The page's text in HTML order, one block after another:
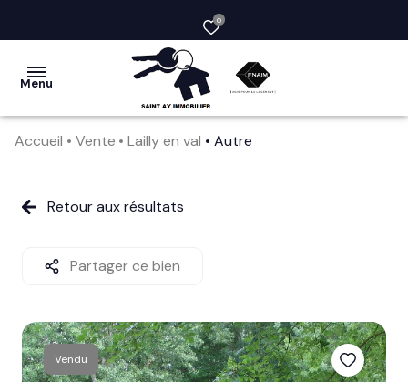
0
Menu
vendre
société
services
avis
Accueil Vente Lailly en val Autre
Retour aux résultats
Partager ce bien
Vendu